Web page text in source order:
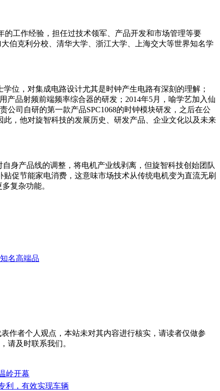
工作经验，担任过技术领军、产品开发和市场管理等要
伯克利分校、清华大学、浙江大学、上海交大等世界知名学
位，对集成电路设计尤其是时钟产生电路有深刻的理解；
产品射频前端频率综合器的研发；2014年5月，喻学艺加入仙
司自研的第一款产品SPC1068的时钟模块研发，之后在公
，他对旋智科技的发展历史、研发产品、企业文化以及未来
身产品线的调整，将电机产业线剥离，但旋智科技创始团队
促节能家电消费，这意味市场技术从传统电机变为直流无刷
复杂功能。
名高端品
作者个人观点，本站未对其内容进行核实，请读者仅做参
请及时联系我们。
岭开幕
利，有效实现车辆